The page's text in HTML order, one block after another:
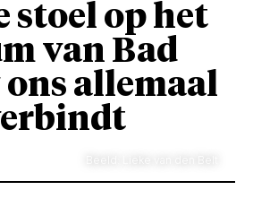
stoel op het
van Bad
allemaal